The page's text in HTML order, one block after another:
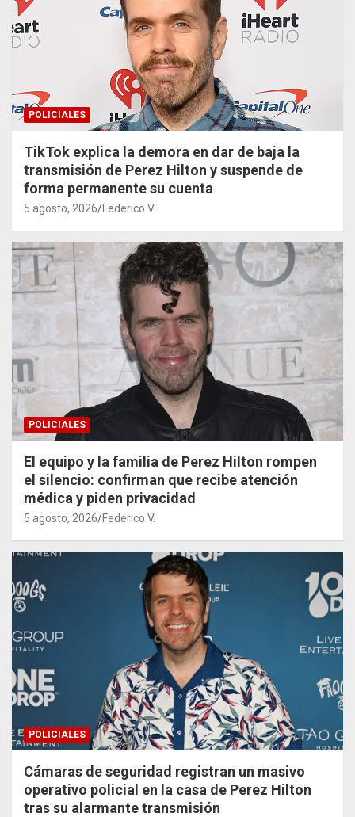
POLICIALES
TikTok explica la demora en dar de baja la
transmisión de Perez Hilton y suspende de
forma permanente su cuenta
5 agosto, 2026 Federico V.
POLICIALES
El equipo y la familia de Perez Hilton rompen
el silencio: confirman que recibe atención
médica y piden privacidad
5 agosto, 2026 Federico V.
POLICIALES
Cámaras de seguridad registran un masivo
operativo policial en la casa de Perez Hilton
tras su alarmante transmisión